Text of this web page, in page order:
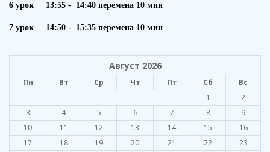
6 урок 13:55 - 14:40 перемена 10 мин
7 урок 14:50 - 15:35 перемена 10 мин
Август 2026
Пн Вт Ср Чт Пт Сб
Вс
1
2
3
4 5 6 7 8
9
10
11 12 13 14 15
16
17
18 19 20 21 22
23